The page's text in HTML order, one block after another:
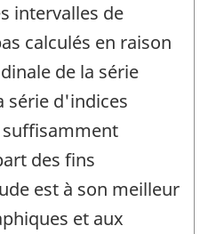
intervalles de
calculés en raison
de la série
série d'indices
des fins
est à son meilleur
et aux